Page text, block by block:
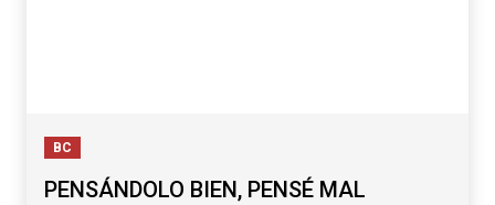
BC
PENSÁNDOLO BIEN, PENSÉ MAL